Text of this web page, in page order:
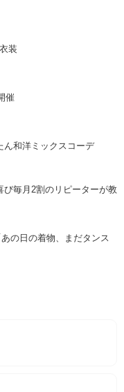
装
催
ん和洋ミックスコーデ
び毎月2割のリピーターが教
の日の着物、まだタンス